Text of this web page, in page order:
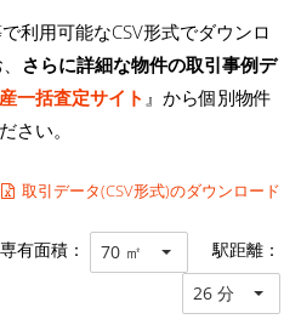
利用可能なCSV形式でダウンロ
さらに詳細な物件の取引事例デ
一括査定サイト 』から個別物件
さい。
取引データ(CSV形式)のダウンロード
専有面積： 70 ㎡ 駅距離：
26 分